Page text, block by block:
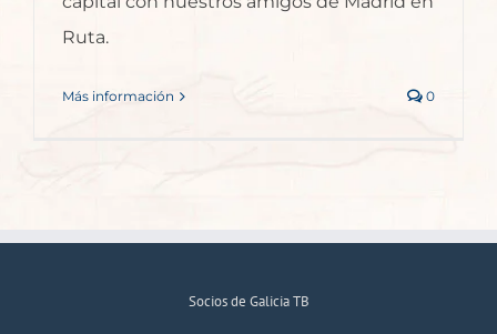
Ruta.
Más información 0
Socios de Galicia TB